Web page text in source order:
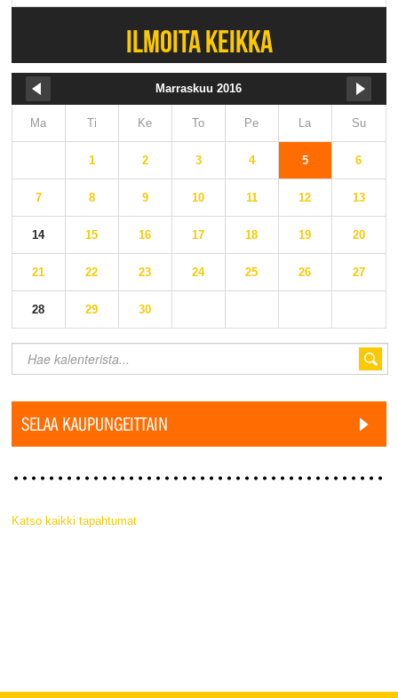
ILMOITA KEIKKA
Marraskuu 2016
Ma Ti Ke To Pe La Su
1 2 3 4 5 6
7 8 9 10 11 12 13
14 15 16 17 18 19 20
21 22 23 24 25 26 27
28 29 30
SELAA KAUPUNGEITTAIN
Katso kaikki tapahtumat